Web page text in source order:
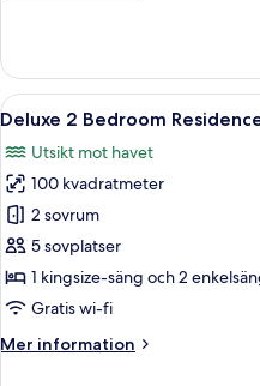
1
Bedroom
Residence
View
Öppna
alla
foton
för
Deluxe
2
Bedroom
Residence
View
9
Deluxe 2 Bedroom
Utsikt mot havet
100 kvadratmeter
2 sovrum
5 sovplatser
1 kingsize-säng och 2
Gratis wi-fi
Mer information
Mer